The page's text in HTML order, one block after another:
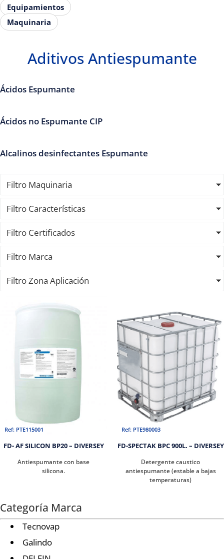
Equipamientos
Maquinaria
Aditivos Antiespumante
Ácidos Espumante
Ácidos no Espumante CIP
Alcalinos desinfectantes Espumante
Filtro Maquinaria
Filtro Características
Filtro Certificados
Filtro Marca
Filtro Zona Aplicación
Ref: PTE115001
FD- AF SILICON BP20 – DIVERSEY
Antiespumante con base
silicona.
Ref: PTE980003
FD-SPECTAK BPC 900L. – DIVERSEY
Detergente caustico
antiespumante (estable a bajas
temperaturas)
Categoría Marca
Tecnovap
Galindo